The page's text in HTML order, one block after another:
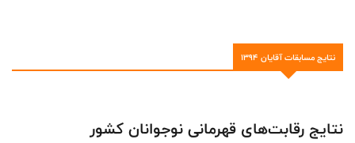
-
-
نتایج مسابقات آقایان 1394
نتایج رقابت‌های قهرمانی نوجوانان کشور